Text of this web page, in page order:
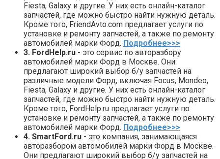
Fiesta, Galaxy и другие. У них есть онлайн-каталог
запчастей, где можно быстро найти нужную деталь.
Кроме того, FriendAvto.com предлагает услуги по
установке и ремонту запчастей, а также по ремонту
автомобилей марки Форд. Подробнее>>>
3. FordHelp.ru - это сервис по авторазбору
автомобилей марки Форд в Москве. Они
предлагают широкий выбор б/у запчастей на
различные модели Форд, включая Focus, Mondeo,
Fiesta, Galaxy и другие. У них есть онлайн-каталог
запчастей, где можно быстро найти нужную деталь.
Кроме того, FordHelp.ru предлагает услуги по
установке и ремонту запчастей, а также по ремонту
автомобилей марки Форд. Подробнее>>>
4. SmartFord.ru - это компания, занимающаяся
авторазбором автомобилей марки Форд в Москве.
Они предлагают широкий выбор б/у запчастей на